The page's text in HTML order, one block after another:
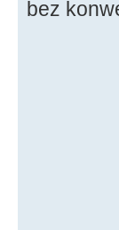
bez